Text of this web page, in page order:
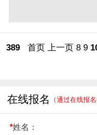
389 首页 上一页 8 9
在线报名 （通过在线报
*姓名：